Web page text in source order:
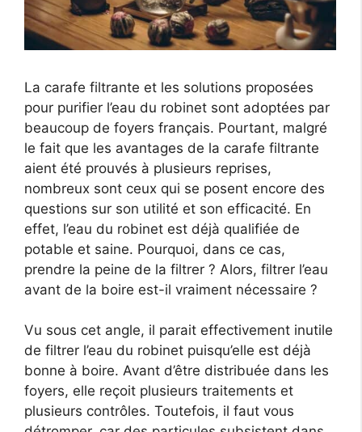
La carafe filtrante et les solutions proposées
pour purifier l’eau du robinet sont adoptées par
beaucoup de foyers français. Pourtant, malgré
le fait que les avantages de la carafe filtrante
aient été prouvés à plusieurs reprises,
nombreux sont ceux qui se posent encore des
questions sur son utilité et son efficacité. En
effet, l’eau du robinet est déjà qualifiée de
potable et saine. Pourquoi, dans ce cas,
prendre la peine de la filtrer ? Alors, filtrer l’eau
avant de la boire est-il vraiment nécessaire ?
Vu sous cet angle, il parait effectivement inutile
de filtrer l’eau du robinet puisqu’elle est déjà
bonne à boire. Avant d’être distribuée dans les
foyers, elle reçoit plusieurs traitements et
plusieurs contrôles. Toutefois, il faut vous